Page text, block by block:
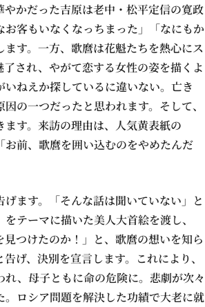
かだった吉原は老中・松平定信の寛政
客もいなくなっちまった」「なにもか
す。一方、歌麿は花魁たちを熱心にス
され、やがて恋する女性の姿を描くよ
ねえか探しているに違いない。亡き
の一つだったと思われます。そして、
す。来訪の理由は、人気黄表紙の
お前、歌麿を囲い込むのをやめたんだ
ます。「そんな話は聞いていない」と
テーマに描いた美人大首絵を渡し、
つけたのか！」と、歌麿の想いを知ら
げ、決別を宣言します。これにより、
、母子ともに命の危険に。悲劇が次々
ロシア問題を解決した功績で大老に就